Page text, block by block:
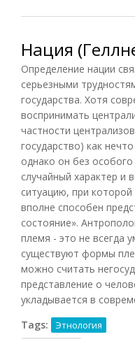
Нация
Определение нации
серьезными
государства. Хотя
воспринимать
частности
государство) как
однако он без
случайный характер и
ситуацию, при которой
вполне способен
состояние».
племя - это не всегда
существуют формы
можно считать
представление о
укладывается в
Tags:
Этнология